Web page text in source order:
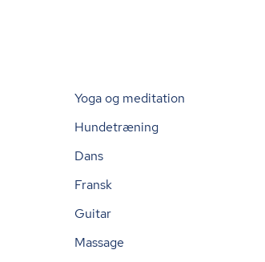
Yoga og meditation
Hundetræning
Dans
Fransk
Guitar
Massage